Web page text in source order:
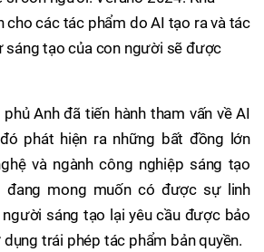
cho các tác phẩm do AI tạo ra và tác
sáng tạo của con người sẽ được
Anh đã tiến hành tham vấn về AI
phát hiện ra những bất đồng lớn
và ngành công nghiệp sáng tạo
đang mong muốn có được sự linh
sáng tạo lại yêu cầu được bảo
trái phép tác phẩm bản quyền.